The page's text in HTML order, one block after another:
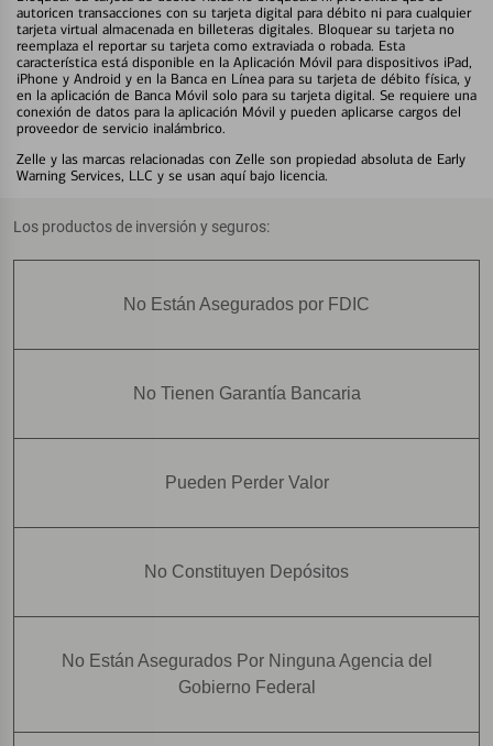
autoricen transacciones con su tarjeta digital para débito ni para cualquier
tarjeta virtual almacenada en billeteras digitales. Bloquear su tarjeta no
reemplaza el reportar su tarjeta como extraviada o robada. Esta
característica está disponible en la Aplicación Móvil para dispositivos iPad,
iPhone y Android y en la Banca en Línea para su tarjeta de débito física, y
en la aplicación de Banca Móvil solo para su tarjeta digital. Se requiere una
conexión de datos para la aplicación Móvil y pueden aplicarse cargos del
proveedor de servicio inalámbrico.
Zelle y las marcas relacionadas con Zelle son propiedad absoluta de Early
Warning Services, LLC y se usan aquí bajo licencia.
Los productos de inversión y seguros:
No Están Asegurados por FDIC
No Tienen Garantía Bancaria
Pueden Perder Valor
No Constituyen Depósitos
No Están Asegurados Por Ninguna Agencia del
Gobierno Federal